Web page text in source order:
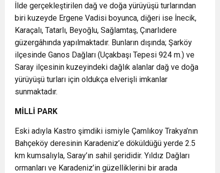
İlde gerçekleştirilen dağ ve doğa yürüyüşü turlarından
biri kuzeyde Ergene Vadisi boyunca, diğeri ise İnecik,
Karaçalı, Tatarlı, Beyoğlu, Sağlamtaş, Çınarlıdere
güzergâhında yapılmaktadır. Bunların dışında; Şarköy
ilçesinde Ganos Dağları (Uçakbaşı Tepesi 924 m.) ve
Saray ilçesinin kuzeyindeki dağlık alanlar dağ ve doğa
yürüyüşü turları için oldukça elverişli imkanlar
sunmaktadır.
MİLLİ PARK
Eski adıyla Kastro şimdiki ismiyle Çamlıkoy Trakya’nın
Bahçeköy deresinin Karadeniz’e döküldüğü yerde 2.5
km kumsalıyla, Saray’ın sahil şerididir. Yıldız Dağları
ormanları ve Karadeniz’in güzelliklerini bir arada